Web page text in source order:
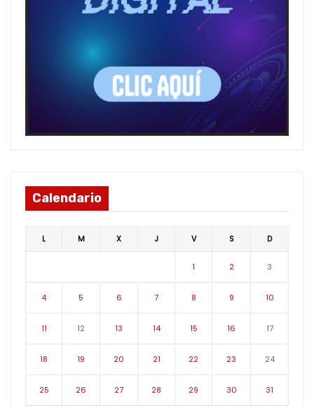
Calendario
L M X J V S D
1 2 3
4 5 6 7 8 9 10
11 12 13 14 15 16 17
18 19 20 21 22 23 24
25 26 27 28 29 30 31